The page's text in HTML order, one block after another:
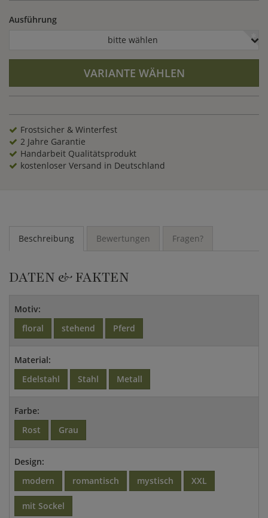
Ausführung
bitte wählen
VARIANTE WÄHLEN
Frostsicher & Winterfest
2 Jahre Garantie
Handarbeit Qualitätsprodukt
kostenloser Versand in Deutschland
Beschreibung Bewertungen Fragen?
DATEN & FAKTEN
Motiv:
floral
stehend Pferd
Material:
Edelstahl
Stahl Metall
Farbe:
Rost
Grau
Design:
modern
romantisch mystisch XXL
mit Sockel